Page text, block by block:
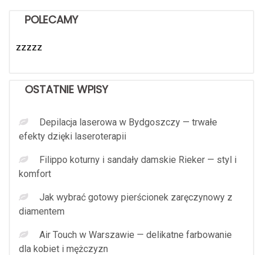
POLECAMY
zzzzz
OSTATNIE WPISY
Depilacja laserowa w Bydgoszczy — trwałe
efekty dzięki laseroterapii
Filippo koturny i sandały damskie Rieker — styl i
komfort
Jak wybrać gotowy pierścionek zaręczynowy z
diamentem
Air Touch w Warszawie — delikatne farbowanie
dla kobiet i mężczyzn